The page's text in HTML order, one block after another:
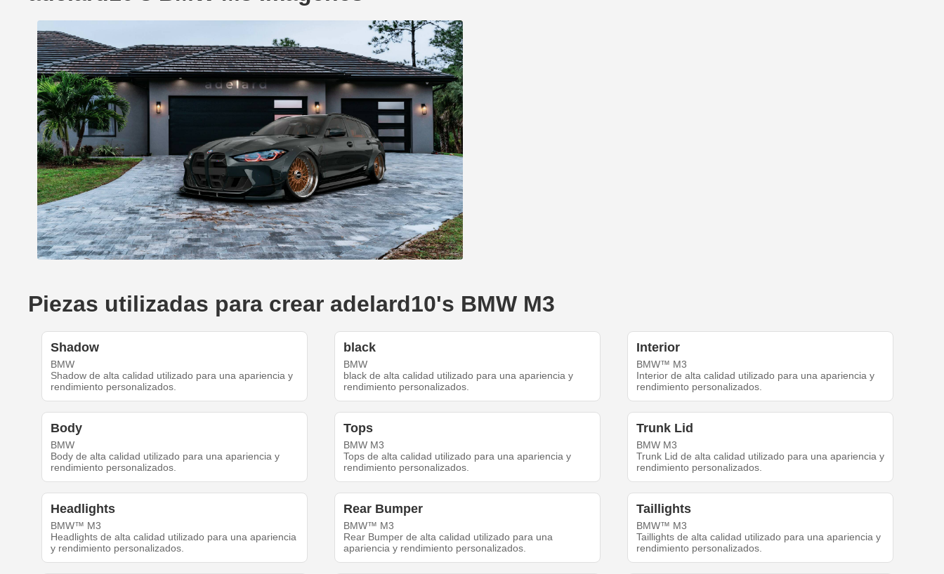
Piezas utilizadas para crear adelard10's BMW M3
Shadow
BMW
Shadow de alta calidad utilizado para una apariencia y
rendimiento personalizados.
black
BMW
black de alta calidad utilizado para una apariencia y
rendimiento personalizados.
Interior
BMW™ M3
Interior de alta calidad utilizado para una apariencia y
rendimiento personalizados.
Body
BMW
Body de alta calidad utilizado para una apariencia y
rendimiento personalizados.
Tops
BMW M3
Tops de alta calidad utilizado para una apariencia y
rendimiento personalizados.
Trunk Lid
BMW M3
Trunk Lid de alta calidad utilizado para una apariencia y
rendimiento personalizados.
Headlights
BMW™ M3
Headlights de alta calidad utilizado para una apariencia
y rendimiento personalizados.
Rear Bumper
BMW™ M3
Rear Bumper de alta calidad utilizado para una
apariencia y rendimiento personalizados.
Taillights
BMW™ M3
Taillights de alta calidad utilizado para una apariencia y
rendimiento personalizados.